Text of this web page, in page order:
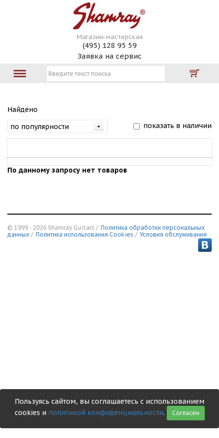
Магазин-мастерская
(495) 128 95 59
Заявка на сервис
Найдено
показать в наличии
По данному запросу нет товаров
© 1999 - 2026 Shamray Guitars / Политика обработки персональных
данных / Политика использования Сookies / Условия обслуживания
Пользуясь сайтом, вы соглашаетесь с использованием
cookies и политикой конфиденциальности. Согласен